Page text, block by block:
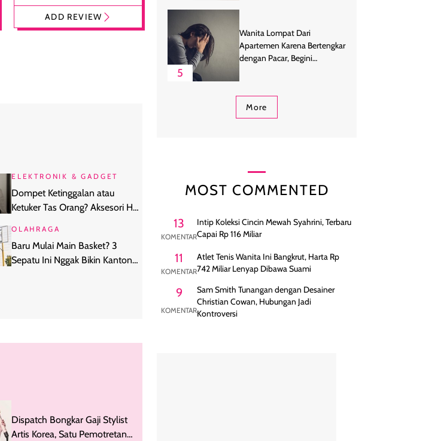
Glossy Ringan dengan
Efek Bibir Plumpy
ADD REVIEW
ELEKTRONIK & GADGET
Dompet Ketinggalan atau
Ketuker Tas Orang? Aksesori HP
OLAHRAGA
Baru Mulai Main Basket? 3
Sepatu Ini Nggak Bikin Kantong
Dispatch Bongkar Gaji Stylist
Artis Korea, Satu Pemotretan
5
Wanita Lompat Dari
Apartemen Karena Bertengkar
dengan Pacar, Begini
More
MOST COMMENTED
13
KOMENTAR
Intip Koleksi Cincin Mewah Syahrini, Terbaru
Capai Rp 116 Miliar
11
KOMENTAR
Atlet Tenis Wanita Ini Bangkrut, Harta Rp
742 Miliar Lenyap Dibawa Suami
9
KOMENTAR
Sam Smith Tunangan dengan Desainer
Christian Cowan, Hubungan Jadi
Kontroversi